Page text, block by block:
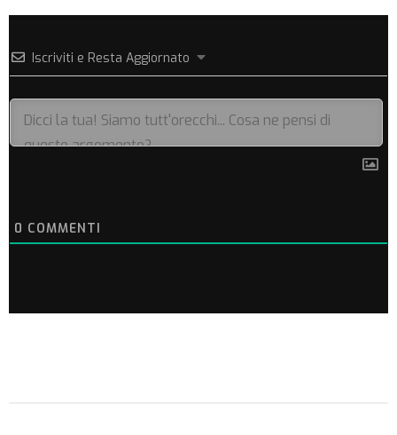
Iscriviti e Resta Aggiornato
0 COMMENTI